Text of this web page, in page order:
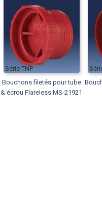
TNP
Bouchons filetés pour tube
& écrou Flareless MS-21921